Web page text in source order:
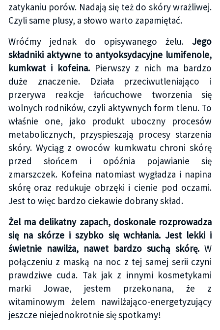
zatykaniu porów. Nadają się też do skóry wrażliwej.
Czyli same plusy, a słowo warto zapamiętać.
Wróćmy jednak do opisywanego żelu.Jego
składniki aktywne to antyoksydacyjne lumifenole,
kumkwat i kofeina.Pierwszy z nich ma bardzo
duże znaczenie. Działa przeciwutleniająco i
przerywa reakcje łańcuchowe tworzenia się
wolnych rodników, czyli aktywnych form tlenu. To
właśnie one, jako produkt uboczny procesów
metabolicznych, przyspieszają procesy starzenia
skóry. Wyciąg z owoców kumkwatu chroni skórę
przed słońcem i opóźnia pojawianie się
zmarszczek. Kofeina natomiast wygładza i napina
skórę oraz redukuje obrzęki i cienie pod oczami.
Jest to więc bardzo ciekawie dobrany skład.
Żel ma delikatny zapach, doskonale rozprowadza
się na skórze i szybko się wchłania. Jest lekki i
świetnie nawilża, nawet bardzo suchą skórę. W
połączeniu z maską na noc z tej samej serii czyni
prawdziwe cuda. Tak jak z innymi kosmetykami
marki Jowae, jestem przekonana, że z
witaminowym żelem nawilżająco-energetyzujący
jeszcze niejednokrotnie się spotkamy!